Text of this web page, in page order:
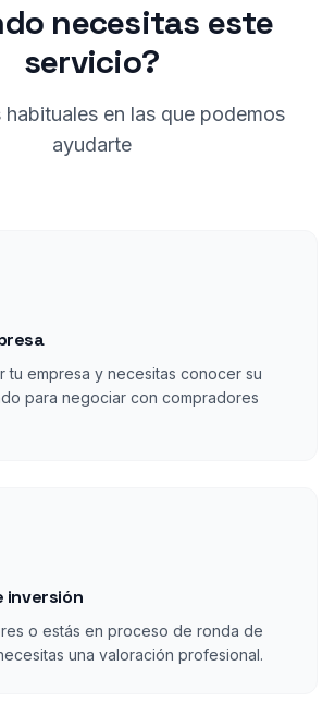
necesitas este
servicio?
habituales en las que podemos
ayudarte
tu empresa y necesitas conocer su
para negociar con compradores
inversión
o estás en proceso de ronda de
una valoración profesional.